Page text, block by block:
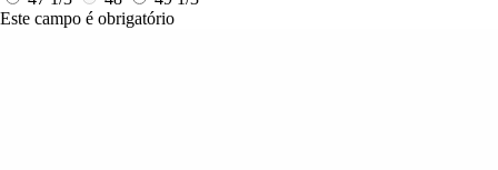
Este campo é obrigatório